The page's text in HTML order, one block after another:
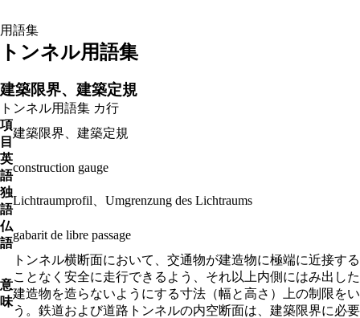
用語集
トンネル用語集
建築限界、建築定規
トンネル用語集 カ行
項
目
建築限界、建築定規
英
語
construction gauge
独
語
Lichtraumprofil、Umgrenzung des Lichtraums
仏
語
gabarit de libre passage
意
味
トンネル横断面において、交通物が建造物に極端に近接する
ことなく安全に走行できるよう、それ以上内側にはみ出した
建造物を造らないようにする寸法（幅と高さ）上の制限をい
う。鉄道および道路トンネルの内空断面は、建築限界に必要